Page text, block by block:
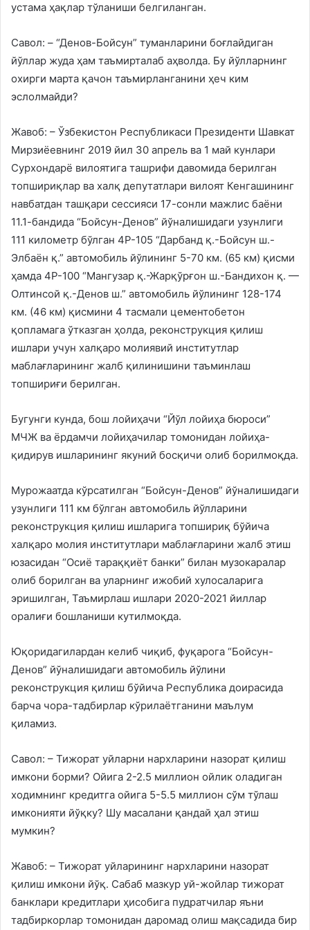
устама ҳақлар тўланиши белгиланган.
Савол: – “Денов-Бойсун” туманларини боғлайдиган
йўллар жуда ҳам таъмирталаб аҳволда. Бу йўлларнинг
охирги марта қачон таъмирланганини ҳеч ким
эслолмайди?
Жавоб: – Ўзбекистон Республикаси Президенти Шавкат
Мирзиёевнинг 2019 йил 30 апрель ва 1 май кунлари
Сурхондарё вилоятига ташрифи давомида берилган
топшириқлар ва халқ депутатлари вилоят Кенгашининг
навбатдан ташқари сессияси 17-сонли мажлис баёни
11.1-бандида “Бойсун-Денов” йўналишидаги узунлиги
111 километр бўлган 4Р-105 “Дарбанд қ.-Бойсун ш.-
Элбаён қ.” автомобиль йўлининг 5-70 км. (65 км) қисми
ҳамда 4Р-100 “Мангузар қ.-Жарқўрғон ш.-Бандихон қ. —
Олтинсой қ.-Денов ш.” автомобиль йўлининг 128-174
км. (46 км) қисмини 4 тасмали цементобетон
қопламага ўтказган ҳолда, реконструкция қилиш
ишлари учун халқаро молиявий институтлар
маблағларининг жалб қилинишини таъминлаш
топшириғи берилган.
Бугунги кунда, бош лойиҳачи “Йўл лойиҳа бюроси”
МЧЖ ва ёрдамчи лойиҳачилар томонидан лойиҳа-
қидирув ишларининг якуний босқичи олиб борилмоқда.
Мурожаатда кўрсатилган “Бойсун-Денов” йўналишидаги
узунлиги 111 км бўлган автомобиль йўлларини
реконструкция қилиш ишларига топшириқ бўйича
халқаро молия институтлари маблағларини жалб этиш
юзасидан “Осиё тараққиёт банки” билан музокаралар
олиб борилган ва уларнинг ижобий хулосаларига
эришилган, Таъмирлаш ишлари 2020-2021 йиллар
оралиғи бошланиши кутилмоқда.
Юқоридагилардан келиб чиқиб, фуқарога “Бойсун-
Денов” йўналишидаги автомобиль йўлини
реконструкция қилиш бўйича Республика доирасида
барча чора-тадбирлар кўрилаётганини маълум
қиламиз.
Савол: – Тижорат уйларни нархларини назорат қилиш
имкони борми? Ойига 2-2.5 миллион ойлик оладиган
ходимнинг кредитга ойига 5-5.5 миллион сўм тўлаш
имконияти йўқку? Шу масалани қандай ҳал этиш
мумкин?
Жавоб: – Тижорат уйларининг нархларини назорат
қилиш имкони йўқ. Сабаб мазкур уй-жойлар тижорат
банклари кредитлари ҳисобига пудратчилар яъни
тадбиркорлар томонидан даромад олиш мақсадида бир